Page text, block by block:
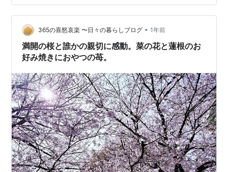
ければ買えたのに〜〜〜！」 って家の中でぶつぶつ言い
続けた結果。 ダンナが観念して、 遅ればせながらの誕生
日プレゼント としてポチってくれました😂 ありがとうダ
ンナ。 ありがとう犬猫…
365の喜怒哀楽 〜日々の暮らしブログ • 1年前
満開の桜と誰かの親切に感動。菜の花と蓮根のお
好み焼きにおやつの苺。